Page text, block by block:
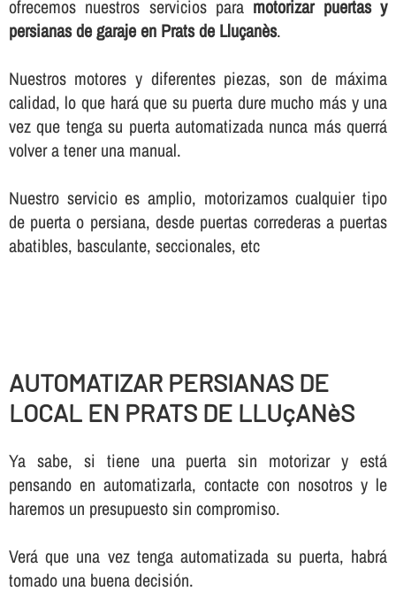
ofrecemos nuestros servicios para motorizar puertas y
persianas de garaje en Prats de Lluçanès.
Nuestros motores y diferentes piezas, son de máxima
calidad, lo que hará que su puerta dure mucho más y una
vez que tenga su puerta automatizada nunca más querrá
volver a tener una manual.
Nuestro servicio es amplio, motorizamos cualquier tipo
de puerta o persiana, desde puertas correderas a puertas
abatibles, basculante, seccionales, etc
AUTOMATIZAR PERSIANAS DE
LOCAL EN PRATS DE LLUçANèS
Ya sabe, si tiene una puerta sin motorizar y está
pensando en automatizarla, contacte con nosotros y le
haremos un presupuesto sin compromiso.
Verá que una vez tenga automatizada su puerta, habrá
tomado una buena decisión.